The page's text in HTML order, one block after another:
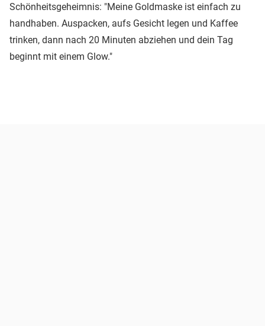
Schönheitsgeheimnis: "Meine Goldmaske ist einfach zu
handhaben. Auspacken, aufs Gesicht legen und Kaffee
trinken, dann nach 20 Minuten abziehen und dein Tag
beginnt mit einem Glow."